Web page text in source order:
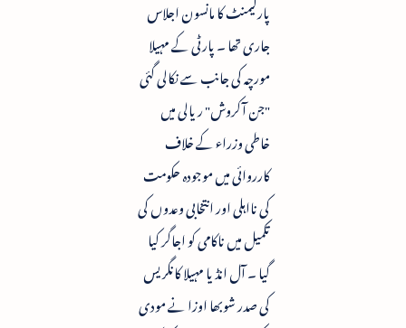
پارلیمنٹ کا مانسون اجلاس
جاری تھا ۔ پارٹی کے مہیلا
مورچہ کی جانب سے نکالی گئی
"جن آکروش" ریالی میں
خاطی وزراء کے خلاف
کارروائی میں موجودہ حکومت
کی نااہلی اور انتخابی وعدوں کی
تکمیل میں ناکامی کو اجاگر کیا
گیا ۔ آل انڈیا مہیلا کانگریس
کی صدر شوبھا اوزا نے مودی